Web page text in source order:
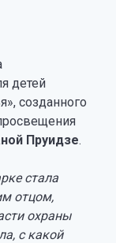
детей
созданного
Пруидзе.
стала
отцом,
охраны
с какой